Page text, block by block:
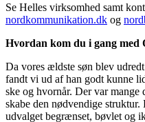
Se Helles virksomhed samt
nordkommunikation.dk og
Hvordan kom du i gang med
Da vores ældste søn blev
fandt vi ud af han godt kunne
ske og hvornår. Der var mange
skabe den nødvendige
udvalget begrænset, bøvlet og